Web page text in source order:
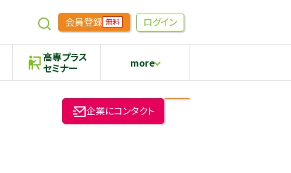
会員登録 無料 ログイン
高専プラス
セミナー more
高専生コミュニティめもらす
本科5年生・専攻科2年生向け
企業にコンタクト